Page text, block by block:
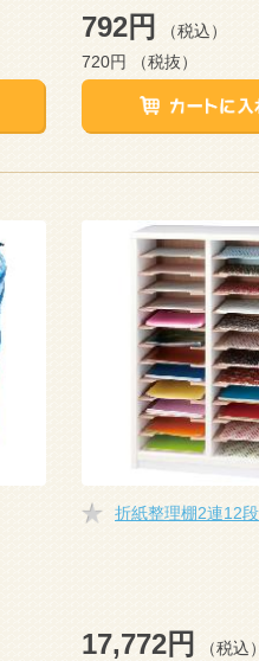
792円
（税込）
720円
（税抜）
折紙整理棚2連12段
17,772円
（税込）